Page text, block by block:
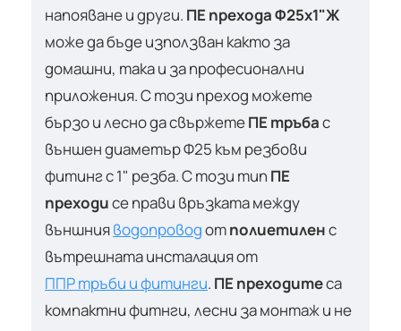
напояване и други. ПЕ прехода Ф25х1"Ж
може да бъде използван както за
домашни, така и за професионални
приложения. С този преход можете
бързо и лесно да свържетеПЕ тръбас
външен диаметър Ф25 към резбови
фитинг с 1" резба. С този тип ПЕ
преходисе прави връзката между
външнияводопроводотполиетиленс
вътрешната инсталация от
ППР тръби и фитинги. ПЕ преходитеса
компактни фитнги, лесни за монтаж и не